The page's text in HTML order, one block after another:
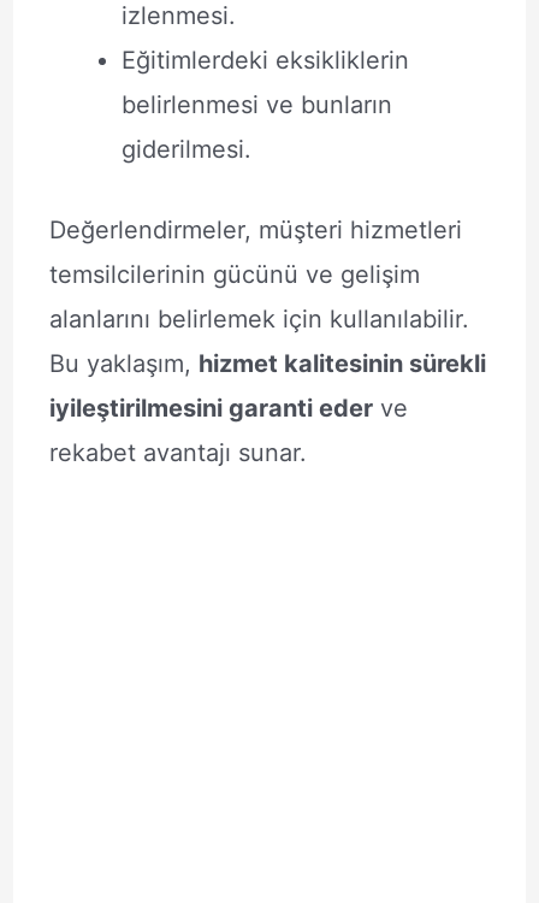
izlenmesi.
Eğitimlerdeki eksikliklerin
belirlenmesi ve bunların
giderilmesi.
Değerlendirmeler, müşteri hizmetleri
temsilcilerinin gücünü ve gelişim
alanlarını belirlemek için kullanılabilir.
Bu yaklaşım, hizmet kalitesinin sürekli
iyileştirilmesini garanti ederve
rekabet avantajı sunar.